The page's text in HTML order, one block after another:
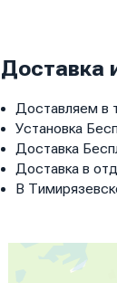
Доставка
Доставляем в
Установка
Доставка
Доставка в
В